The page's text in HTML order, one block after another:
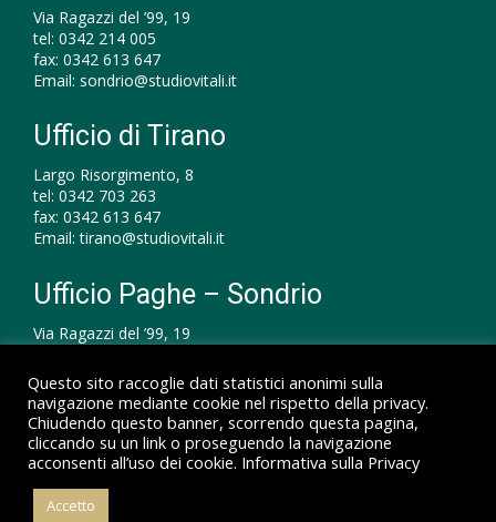
Via Ragazzi del ’99, 19
tel: 0342 214 005
fax: 0342 613 647
Email: sondrio@studiovitali.it
Ufficio di Tirano
Largo Risorgimento, 8
tel: 0342 703 263
fax: 0342 613 647
Email:tirano@studiovitali.it
Ufficio Paghe – Sondrio
Via Ragazzi del ’99, 19
fax:
0342 613 647
Email:paghe@studiovitali.it
© 2026 Studio Vitali Dottori Commercialisti – P.IVA
00172550147 |
Questo sito raccoglie dati statistici anonimi sulla
navigazione mediante cookie nel rispetto della privacy.
Chiudendo questo banner, scorrendo questa pagina,
cliccando su un link o proseguendo la navigazione
acconsenti all’uso dei cookie. Informativa sulla Privacy
Accetto